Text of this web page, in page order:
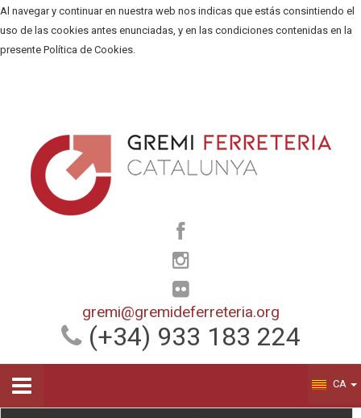
Al navegar y continuar en nuestra web nos indicas que estás consintiendo el
uso de las cookies antes enunciadas, y en las condiciones contenidas en la
presente Política de Cookies.
gremi@gremideferreteria.org
(+34) 933 183 224
CA